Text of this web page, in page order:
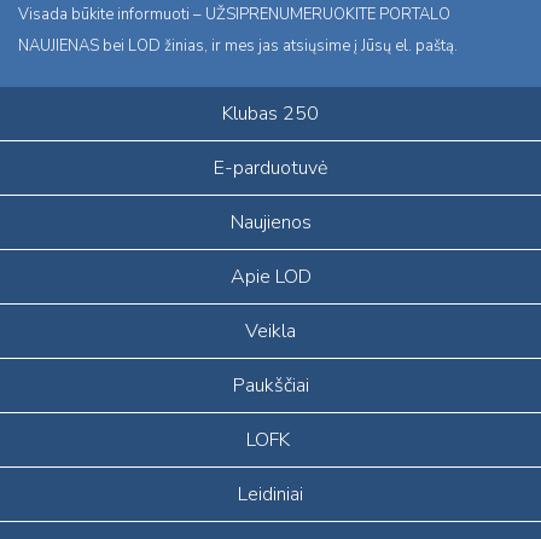
Visada būkite informuoti – UŽSIPRENUMERUOKITE PORTALO
NAUJIENAS bei LOD žinias, ir mes jas atsiųsime į Jūsų el. paštą.
Klubas 250
E-parduotuvė
Naujienos
Apie LOD
Veikla
Paukščiai
LOFK
Leidiniai